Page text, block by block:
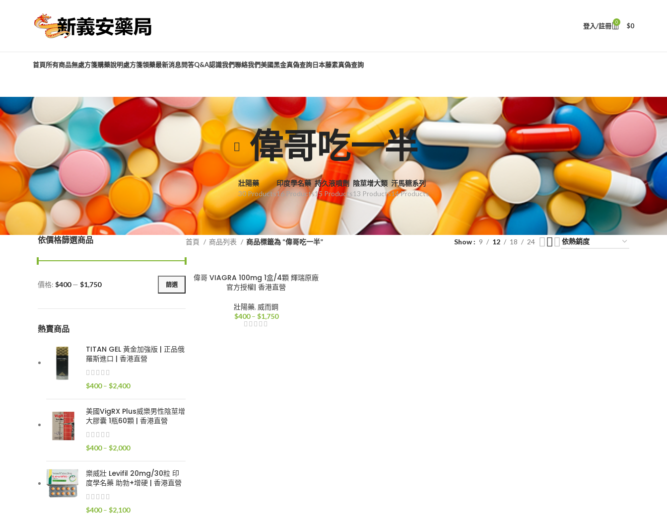
登入/註冊 0 $0
首頁所有商品無處方箋購藥說明處方箋領藥最新消息問答Q&A認識我們聯絡我們美國黑金真偽查詢日本藤素真偽查詢
偉哥吃一半
壯陽藥
30 Products
印度學名藥
16 Products
持久液噴劑
15 Products
陰莖增大類
13 Products
汗馬糖系列
14 Products
依價格篩選商品
最
價
最
價
篩選
價格: $400— $1,750
熱賣商品
TITAN GEL 黃金加強版 | 正品俄
羅斯進口 | 香港直營
$400 – $2,400價
圍：
$2,400
美國VigRX Plus威樂男性陰莖增
大膠囊 1瓶60顆 | 香港直營
$400 – $2,000價
範
圍：
$2,000
樂威壯 Levifil 20mg/30粒 印
度學名藥 助勃+增硬 | 香港直營
$400 – $2,100價
首頁 商品列表 商品標籤為 “偉哥吃一半” Show 9 12 18 24
偉哥 VIAGRA 100mg 1盒/4顆 輝瑞原廠
官方授權| 香港直營
壯陽藥, 威而鋼
$400 – $1,750價